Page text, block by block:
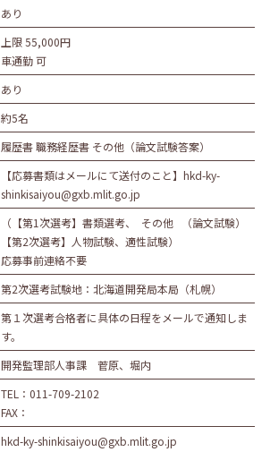
あり
上限 55,000円
車通勤 可
あり
約5名
履歴書 職務経歴書 その他（論文試験答案）
【応募書類はメールにて送付のこと】hkd-ky-
shinkisaiyou@gxb.mlit.go.jp
（【第1次選考】書類選考、 その他 （論文試験）
【第2次選考】人物試験、適性試験）
応募事前連絡不要
第2次選考試験地：北海道開発局本局（札幌）
第１次選考合格者に具体の日程をメールで通知しま
す。
開発監理部人事課 菅原、堀内
TEL： 011-709-2102
FAX：
hkd-ky-shinkisaiyou@gxb.mlit.go.jp